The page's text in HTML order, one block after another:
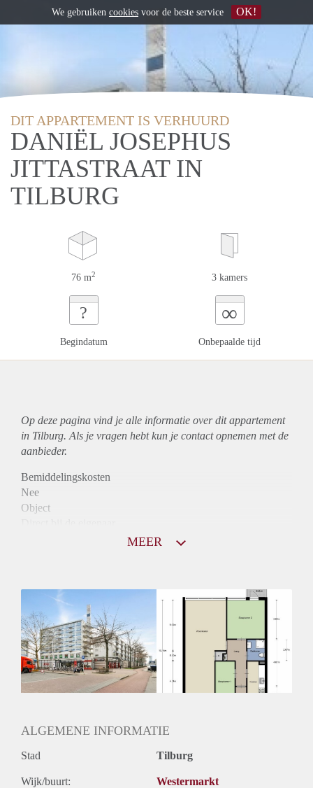
DIT APPARTEMENT IS VERHUURD
DANIËL JOSEPHUS
JITTASTRAAT IN
TILBURG
76 m2 3 kamers
?
Begindatum
∞
Onbepaalde tijd
Op deze pagina vind je alle informatie over ditappartement
in Tilburg. Als je vragen hebt kun je contact opnemen met de
aanbieder.
Bemiddelingskosten
Nee
Object
Huurtoeslag
Niet mogelijk
Inkomen eis
3,0 X Maandhuur Bruto
Huurtermijn
Onbepaalde termijn
Oplevering
MEER
ALGEMENE INFORMATIE
Stad Tilburg
Wijk/buurt: Westermarkt
We gebruiken cookies voor de beste service OK!